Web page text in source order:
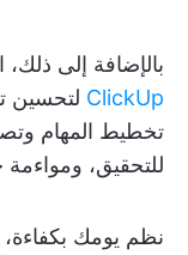
بالإضافة إلى
ClickUp لتحسين
تخطيط المهام
للتحقيق،
نظم يومك